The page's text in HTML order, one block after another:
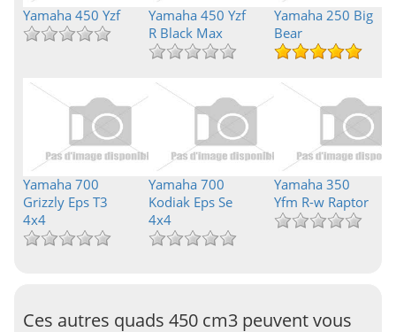
Yamaha 450 Yzf
Yamaha 450 Yzf
R Black Max
Yamaha 250 Big
Bear
Yamaha 700
Grizzly Eps T3
4x4
Yamaha 700
Kodiak Eps Se
4x4
Yamaha 350
Yfm R-w Raptor
Ces autres quads 450 cm3 peuvent vous